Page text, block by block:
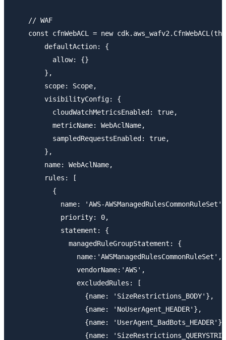
    // WAF
const cfnWebACL = new
        defaultAction: {
          allow: {}
        },
        scope: Scope,
        visibilityConfig: {
          cloudWatchMetricsEnabled: true,
          metricName: WebAclName,
          sampledRequestsEnabled: true,
        },
        name: WebAclName,
        rules: [
          {
            name: 'AWS-AWSManagedRulesCommonRuleSet',
            priority: 0,
            statement: {
              managedRuleGroupStatement: {
                name:'AWSManagedRulesCommonRuleSet',
                vendorName:'AWS',
                excludedRules: [
                  {name: 'SizeRestrictions_BODY'},
                  {name: 'NoUserAgent_HEADER'},
                  {name: 'UserAgent_BadBots_HEADER'},
{name: